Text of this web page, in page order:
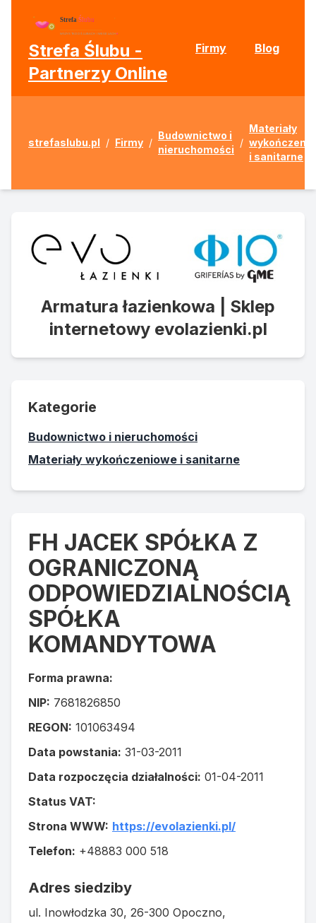
Strefa Ślubu -
Partnerzy Online
Firmy Blog
strefaslubu.pl / Firmy /
Budownictwo i
nieruchomości
/
Materiały
i sanitarne
Armatura łazienkowa | Sklep
internetowy evolazienki.pl
Kategorie
Budownictwo i nieruchomości
Materiały wykończeniowe i sanitarne
FH JACEK SPÓŁKA Z
OGRANICZONĄ
ODPOWIEDZIALNOŚCIĄ
SPÓŁKA
KOMANDYTOWA
Forma prawna:
NIP: 7681826850
REGON: 101063494
Data powstania: 31-03-2011
Data rozpoczęcia działalności: 01-04-2011
Status VAT:
Strona WWW: https://evolazienki.pl/
Telefon: +48883 000 518
Adres siedziby
ul. Inowłodzka 30, 26-300 Opoczno,